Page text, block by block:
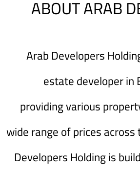
ABOUT ARAB
Arab Developers
estate developer in
providing various
wide range of prices
Developers Holding is